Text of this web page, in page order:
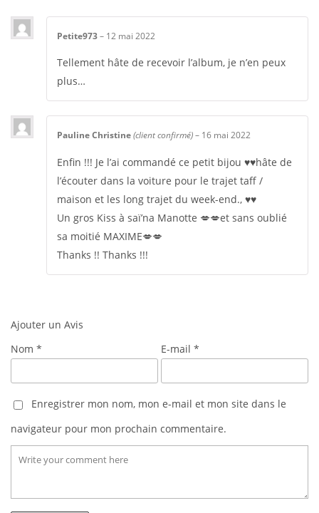
Petite973 – 12 mai 2022
Tellement hâte de recevoir l’album, je n’en peux
plus…
Pauline Christine (client confirmé) – 16 mai 2022
Enfin !!! Je l’ai commandé ce petit bijou ♥️♥️hâte de
l’écouter dans la voiture pour le trajet taff /
maison et les long trajet du week-end., ♥️♥️
Un gros Kiss à saï’na Manotte 💋💋et sans oublié
sa moitié MAXIME💋💋
Thanks !! Thanks !!!
Ajouter un Avis
Nom * E-mail*
Enregistrer mon nom, mon e-mail et mon site dans le
navigateur pour mon prochain commentaire.